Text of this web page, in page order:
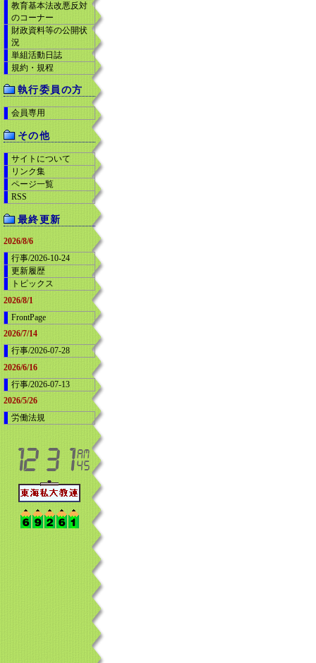
教育基本法改悪反対
のコーナー
財政資料等の公開状
況
単組活動日誌
規約・規程
執行委員の方
会員専用
その他
サイトについて
リンク集
ページ一覧
RSS
最終更新
2026/8/6
行事/2026-10-24
更新履歴
トピックス
2026/8/1
FrontPage
2026/7/14
行事/2026-07-28
2026/6/16
行事/2026-07-13
2026/5/26
労働法規